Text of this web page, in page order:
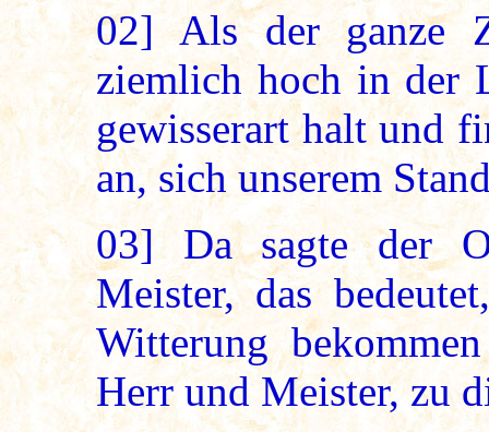
02] Als der ganze
ziemlich hoch in der
gewisserart halt und
an, sich unserem
03]Da sagte der
Meister, das
Witterung
Herr und Meister, zu